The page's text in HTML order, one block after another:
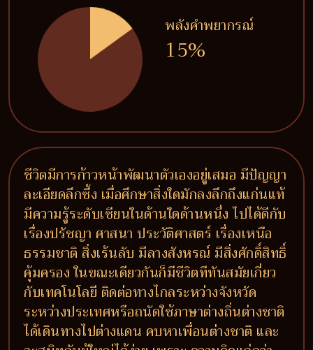
พลังคำพยากรณ์
15%
ชีวิตมีการก้าวหน้าพัฒนาตัวเองอยู่เสมอ มีปัญญา
ละเอียดลึกซึ้ง เมื่อศึกษาสิ่งใดมักลงลึกถึงแก่นแท้
มีความรู้ระดับเซียนในด้านใดด้านหนึ่ง ไปได้ดีกับ
เรื่องปรัชญา ศาสนา ประวัติศาสตร์ เรื่องเหนือ
ธรรมชาติ สิ่งเร้นลับ มีลางสังหรณ์ มีสิ่งศักดิ์สิทธิ์
คุ้มครอง ในขณะเดียวกันก็มีชีวิตทีทันสมัยเกี่ยว
กับเทคโนโลยี ติดต่อทางไกลระหว่างจังหวัด
ระหว่างประเทศหรือถนัดใช้ภาษาต่างถิ่นต่างชาติ
ได้เดินทางไปต่างแดน คบหาเพื่อนต่างชาติ และ